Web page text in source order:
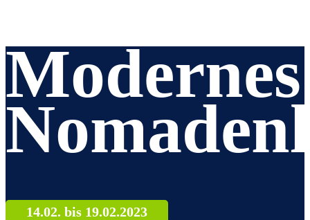
Modernes
14.02. bis 19.02.2023